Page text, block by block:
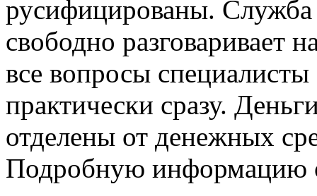
русифицированы.
свободно разговаривает
все вопросы специалисты
практически сразу.
отделены от денежных
Подробную информацию